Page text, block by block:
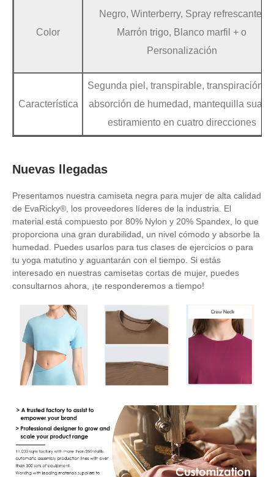
Color
Negro, Winterberry, Spray refrescante,
Marrón trigo, Blanco marfil + o
Personalización
Característica
Segunda piel, transpirable, transpiración
absorción de humedad, mantequilla
estiramiento en cuatro direcciones
Nuevas llegadas
Presentamos nuestra camiseta negra para mujer de alta calidad
de EvaRicky®, los proveedores líderes de la industria. El
material está compuesto por 80% Nylon y 20% Spandex, lo que
proporciona una gran durabilidad, un nivel cómodo y absorbe la
humedad. Puedes usarlos para tus clases de ejercicios o para
tu yoga matutino y aguantarán con el tiempo. Si estás
interesado en nuestras camisetas cortas de mujer, puedes
consultarnos ahora, ¡te responderemos a tiempo!